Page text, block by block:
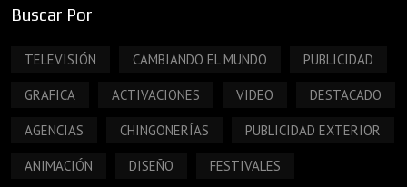
Buscar Por
TELEVISIÓN CAMBIANDO EL MUNDO PUBLICIDAD
GRAFICA ACTIVACIONES VIDEO DESTACADO
AGENCIAS CHINGONERÍAS PUBLICIDAD EXTERIOR
ANIMACIÓN DISEÑO FESTIVALES